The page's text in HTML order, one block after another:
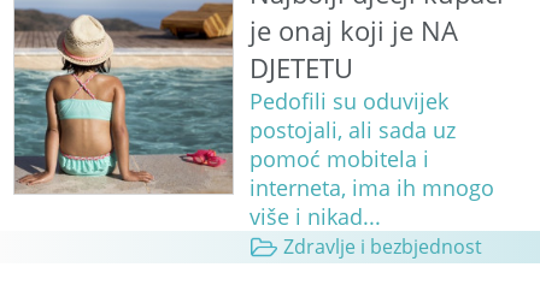
je onaj koji je NA
DJETETU
Pedofili su oduvijek
postojali, ali sada uz
pomoć mobitela i
interneta, ima ih mnogo
više i nikad...
Zdravlje i bezbjednost